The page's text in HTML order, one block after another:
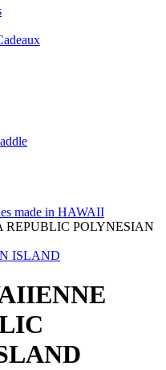
made in HAWAII
POLYNESIAN